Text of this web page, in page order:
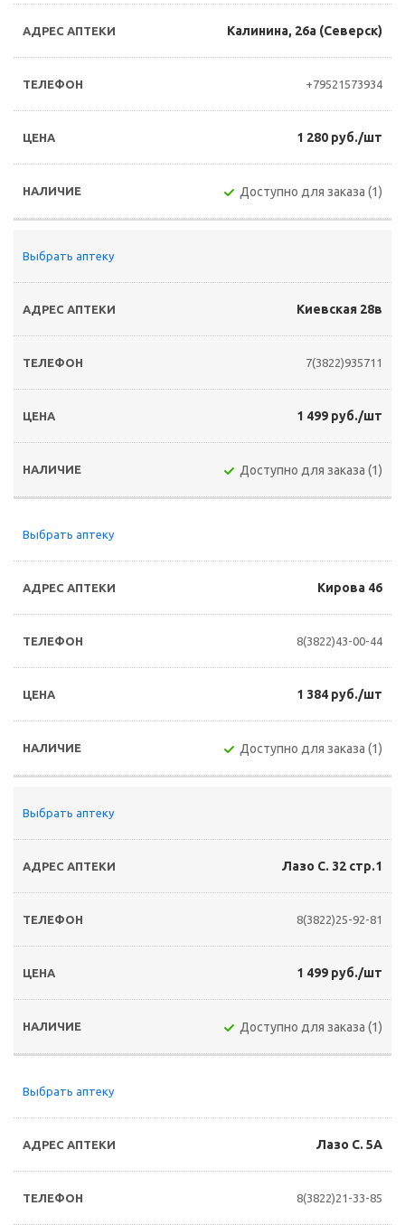
Калинина, 26а (Северск)
+79521573934
1 280 руб./шт
Доступно для заказа (1)
Выбрать аптеку
Киевская 28в
7(3822)935711
1 499 руб./шт
Доступно для заказа (1)
Выбрать аптеку
Кирова 46
8(3822)43-00-44
1 384 руб./шт
Доступно для заказа (1)
Выбрать аптеку
Лазо С. 32 стр.1
8(3822)25-92-81
1 499 руб./шт
Доступно для заказа (1)
Выбрать аптеку
Лазо С. 5А
8(3822)21-33-85